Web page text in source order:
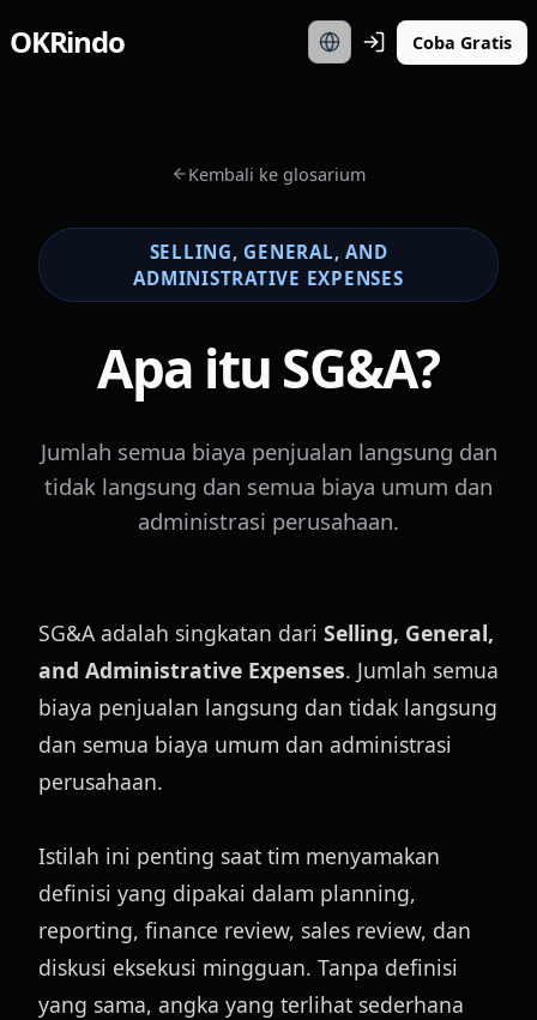
OKRindo Coba Gratis
Kembali ke glosarium
SELLING, GENERAL, AND
ADMINISTRATIVE EXPENSES
Apa itu SG&A?
Jumlah semua biaya penjualan langsung dan
tidak langsung dan semua biaya umum dan
administrasi perusahaan.
SG&A adalah singkatan dari Selling, General,
and Administrative Expenses. Jumlah semua
biaya penjualan langsung dan tidak langsung
dan semua biaya umum dan administrasi
perusahaan.
Istilah ini penting saat tim menyamakan
definisi yang dipakai dalam planning,
reporting, finance review, sales review, dan
diskusi eksekusi mingguan. Tanpa definisi
yang sama, angka yang terlihat sederhana